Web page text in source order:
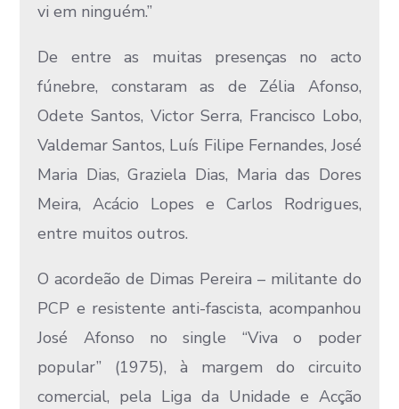
vi em ninguém.”
De entre as muitas presenças no acto
fúnebre, constaram as de Zélia Afonso,
Odete Santos, Victor Serra, Francisco Lobo,
Valdemar Santos, Luís Filipe Fernandes, José
Maria Dias, Graziela Dias, Maria das Dores
Meira, Acácio Lopes e Carlos Rodrigues,
entre muitos outros.
O acordeão de Dimas Pereira – militante do
PCP e resistente anti-fascista, acompanhou
José Afonso no single “Viva o poder
popular” (1975), à margem do circuito
comercial, pela Liga da Unidade e Acção